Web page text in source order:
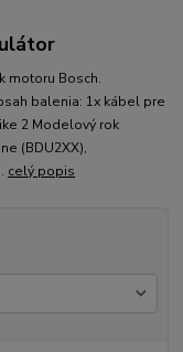
motoru Bosch.
balenia: 1x kábel pre
2 Modelový rok
(BDU2XX),
celý popis